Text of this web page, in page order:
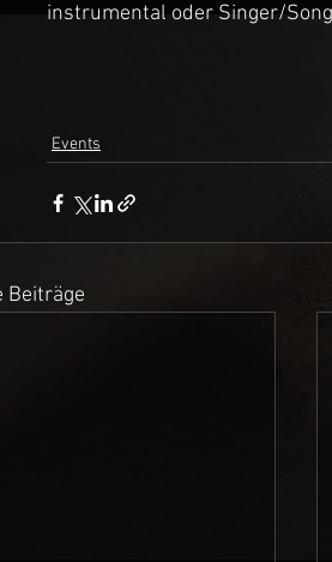
instrumental oder Singer/
Events
Beiträge